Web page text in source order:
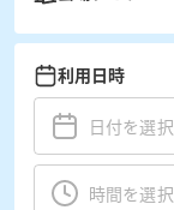
利用日時